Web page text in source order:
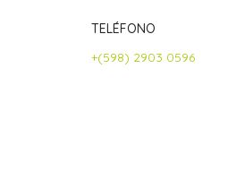
TELÉFONO
+(598) 2903 0596